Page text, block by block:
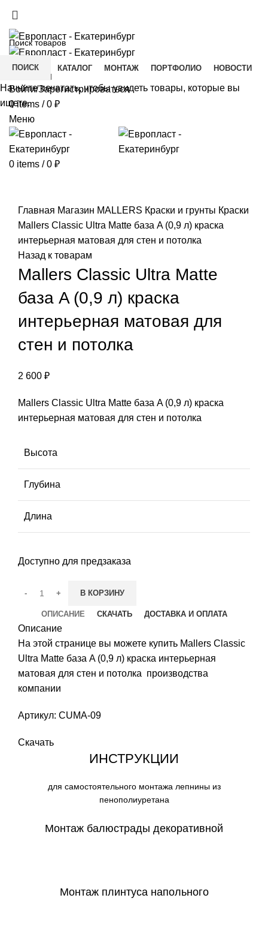
ГЛАВНАЯ КАТАЛОГ МОНТАЖ ПОРТФОЛИО
НОВОСТИ
КОНТАКТЫ
Войти/Зарегистрироваться
0items / 0 ₽
Меню
0 items / 0 ₽
Главная Магазин MALLERS Краски и грунты Краски
Mallers Classic Ultra Matte база A (0,9 л) краска
интерьерная матовая для стен и потолка
Назад к товарам
Mallers Classic Ultra Matte
база A (0,9 л) краска
интерьерная матовая для
стен и потолка
2 600 ₽
Mallers Classic Ultra Matte база A (0,9 л) краска
интерьерная матовая для стен и потолка
Высота
Глубина
Длина
Доступно для предзаказа
В КОРЗИНУ
ОПИСАНИЕ СКАЧАТЬ ДОСТАВКА И ОПЛАТА
Описание
На этой странице вы можете купить Mallers Classic
Ultra Matte база A (0,9 л) краска интерьерная
матовая для стен и потолка производства
компании
Артикул: CUMA-09
Скачать
ИНСТРУКЦИИ
для самостоятельного монтажа лепнины из
пенополиуретана
Монтаж балюстрады декоративной
Монтаж плинтуса напольного
ПОИСК
Начните печатать, чтобы увидеть товары, которые вы
ищете.